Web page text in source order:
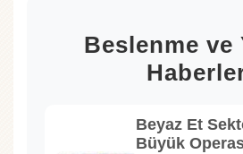
Beslenme ve
Beyaz Et
Büyük